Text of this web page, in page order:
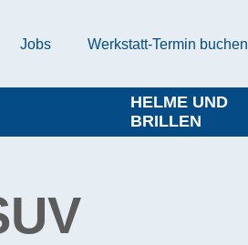
Jobs Werkstatt-Termin buchen
HELME UND
BRILLEN